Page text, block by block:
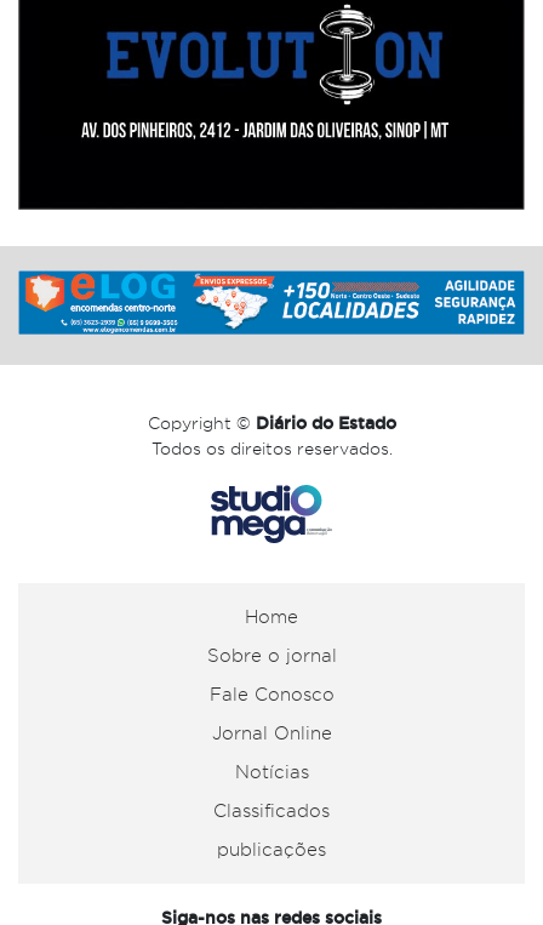
Copyright © Diário do Estado
Todos os direitos reservados.
Home
Sobre o jornal
Fale Conosco
Jornal Online
Notícias
Classificados
publicações
Siga-nos nas redes sociais